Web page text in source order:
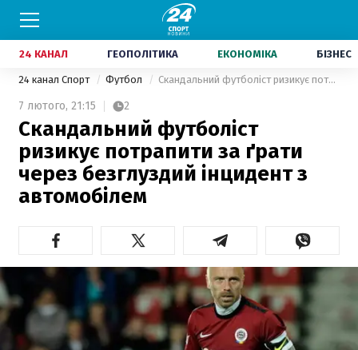
24 КАНАЛ ГЕОПОЛІТИКА ЕКОНОМІКА БІЗНЕС
24 канал Спорт Футбол Скандальний футболіст ризикує потрапити за ґрати через безглуздий інцидент з автомобілем
7 лютого, 21:15 2
Скандальний футболіст
ризикує потрапити за ґрати
через безглуздий інцидент з
автомобілем